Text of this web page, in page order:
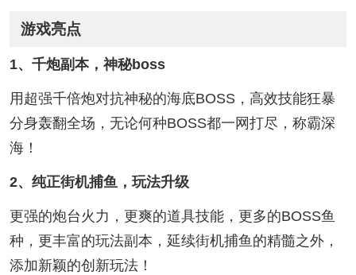
游戏亮点
1、千炮副本，神秘boss
用超强千倍炮对抗神秘的海底BOSS，高效技能狂暴
分身轰翻全场，无论何种BOSS都一网打尽，称霸深
海！
2、纯正街机捕鱼，玩法升级
更强的炮台火力，更爽的道具技能，更多的BOSS鱼
种，更丰富的玩法副本，延续街机捕鱼的精髓之外，
添加新颖的创新玩法！